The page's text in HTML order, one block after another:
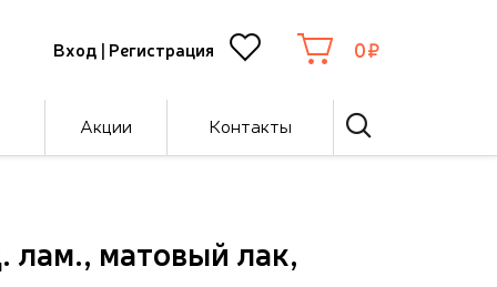
Вход | Регистрация 0
Акции Контакты
матовый лак,